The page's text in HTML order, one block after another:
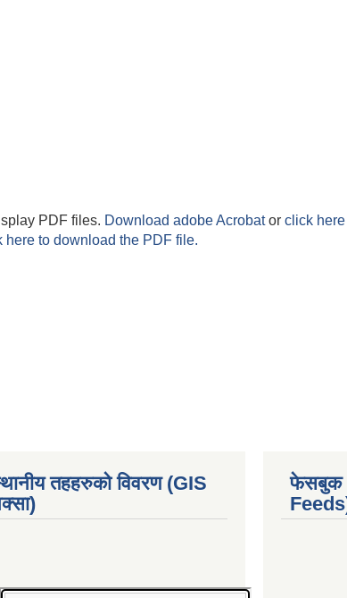
PDF files. Download adobe Acrobator click
here to download the PDF file.
तहहरुको विवरण (GIS
फेसबुक